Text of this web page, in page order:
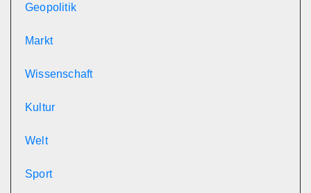
Geopolitik
Markt
Wissenschaft
Kultur
Welt
Sport